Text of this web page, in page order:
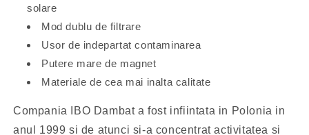
solare
Mod dublu de filtrare
Usor de indepartat contaminarea
Putere mare de magnet
Materiale de cea mai inalta calitate
Compania IBO Dambat a fost infiintata in Polonia in
anul 1999 si de atunci si-a concentrat activitatea si